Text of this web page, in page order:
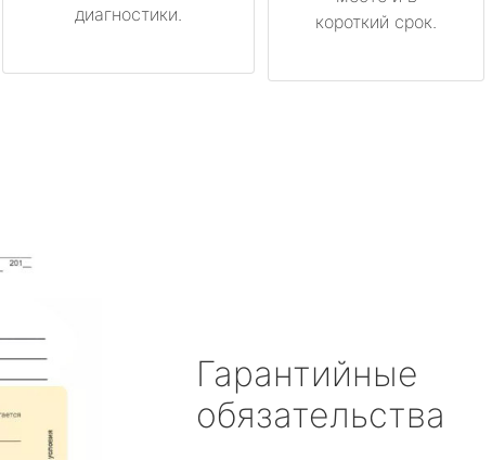
диагностики.
короткий срок.
Гарантийные
обязательства